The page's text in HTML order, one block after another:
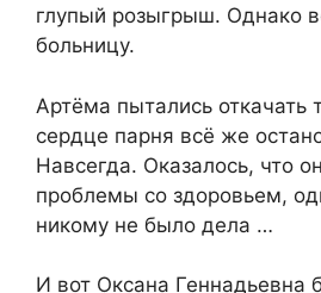
глупый розыгрыш. Однако
больницу.
Артёма пытались откачать
сердце парня всё же
Навсегда. Оказалось, что
проблемы со здоровьем,
никому не было дела …
И вот Оксана Геннадьевна